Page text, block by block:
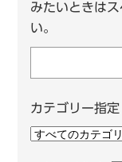
みたいときは
い。
カテゴリー指定